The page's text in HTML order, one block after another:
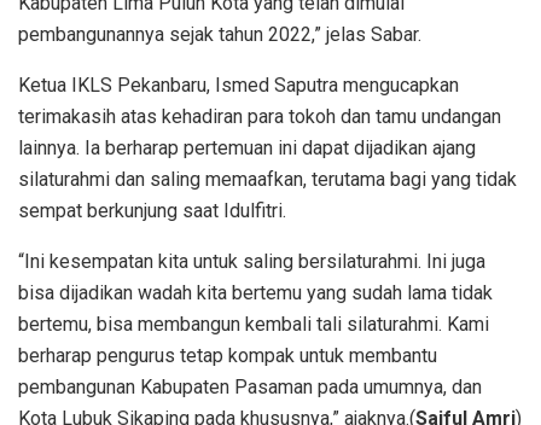
pembangunannya sejak tahun 2022,” jelas Sabar.
Ketua IKLS Pekanbaru, Ismed Saputra mengucapkan
terimakasih atas kehadiran para tokoh dan tamu undangan
lainnya. Ia berharap pertemuan ini dapat dijadikan ajang
silaturahmi dan saling memaafkan, terutama bagi yang tidak
sempat berkunjung saat Idulfitri.
“Ini kesempatan kita untuk saling bersilaturahmi. Ini juga
bisa dijadikan wadah kita bertemu yang sudah lama tidak
bertemu, bisa membangun kembali tali silaturahmi. Kami
berharap pengurus tetap kompak untuk membantu
pembangunan Kabupaten Pasaman pada umumnya, dan
Kota Lubuk Sikaping pada khususnya,” ajaknya.(Saiful Amri)